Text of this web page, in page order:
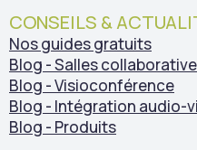
CONSEILS &
Nos guides gratuits
Blog - Salles
Blog - Visioconférence
Blog - Intégration audio-
Blog - Produits